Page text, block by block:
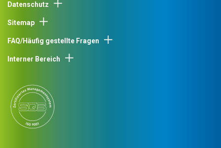
Datenschutz
Sitemap
FAQ/Häufig gestellte Fragen
Interner Bereich